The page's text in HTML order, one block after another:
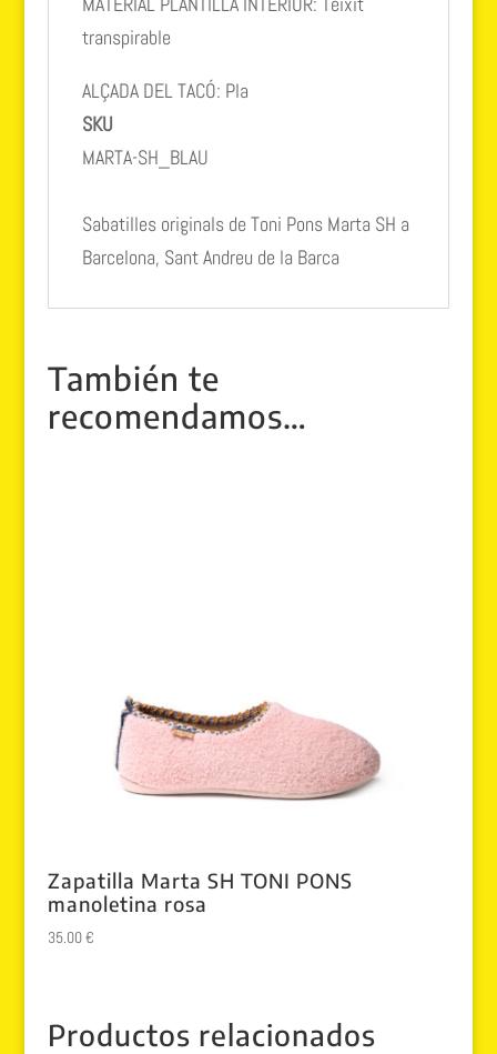
transpirable
ALÇADA DEL TACÓ: Pla
SKU
MARTA-SH_BLAU
Sabatilles originals de Toni Pons Marta SH a
Barcelona, Sant Andreu de la Barca
También te
recomendamos…
Zapatilla Marta SH TONI PONS
manoletina rosa
35.00€
Productos relacionados